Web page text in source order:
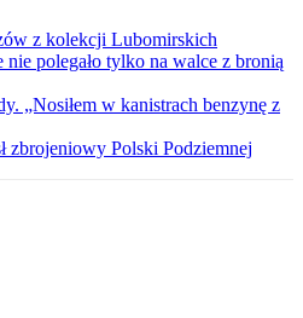
z kolekcji Lubomirskich
nie polegało tylko na walce z bronią
„Nosiłem w kanistrach benzynę z
zbrojeniowy Polski Podziemnej